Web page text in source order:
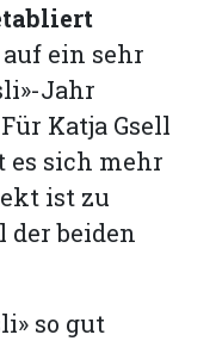
ein sehr
Jahr
Katja Gsell
es sich mehr
ist zu
der beiden
so gut